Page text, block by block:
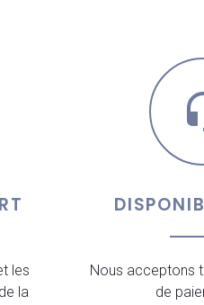
les
la
Nous acceptons
de